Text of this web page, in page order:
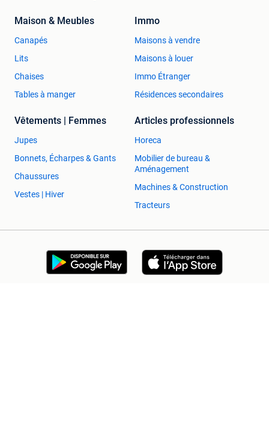
Maison & Meubles
Canapés
Lits
Chaises
Tables à manger
Immo
Maisons à vendre
Maisons à louer
Immo Étranger
Résidences secondaires
Vêtements | Femmes
Jupes
Bonnets, Écharpes & Gants
Chaussures
Vestes | Hiver
Articles professionnels
Horeca
Mobilier de bureau &
Aménagement
Machines & Construction
Tracteurs